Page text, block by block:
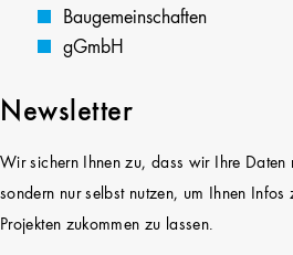
Baugemeinschaften
gGmbH
Newsletter
Wir sichern Ihnen zu, dass wir Ihre Daten
sondern nur selbst nutzen, um Ihnen Infos
Projekten zukommen zu lassen.